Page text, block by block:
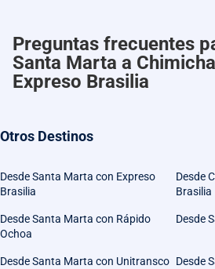
Preguntas frecuentes
Santa Marta a
Expreso Brasilia
Otros Destinos
Desde Santa Marta con Expreso
Brasilia
Desde
Brasilia
Desde Santa Marta con Rápido
Ochoa
Desde
Desde Santa Marta con Unitransco Desde